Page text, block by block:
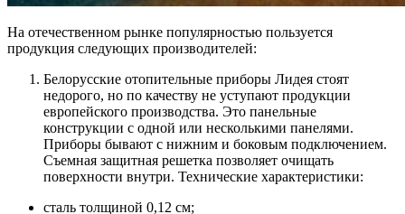
На отечественном рынке популярностью пользуется
продукция следующих производителей:
Белорусские отопительные приборы Лидея стоят
недорого, но по качеству не уступают продукции
европейского производства. Это панельные
конструкции с одной или несколькими панелями.
Приборы бывают с нижним и боковым подключением.
Съемная защитная решетка позволяет очищать
поверхности внутри. Технические характеристики:
сталь толщиной 0,12 см;